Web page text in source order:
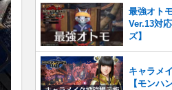
最強オト
Ver.13対
ズ】
キャラメ
【モンハ